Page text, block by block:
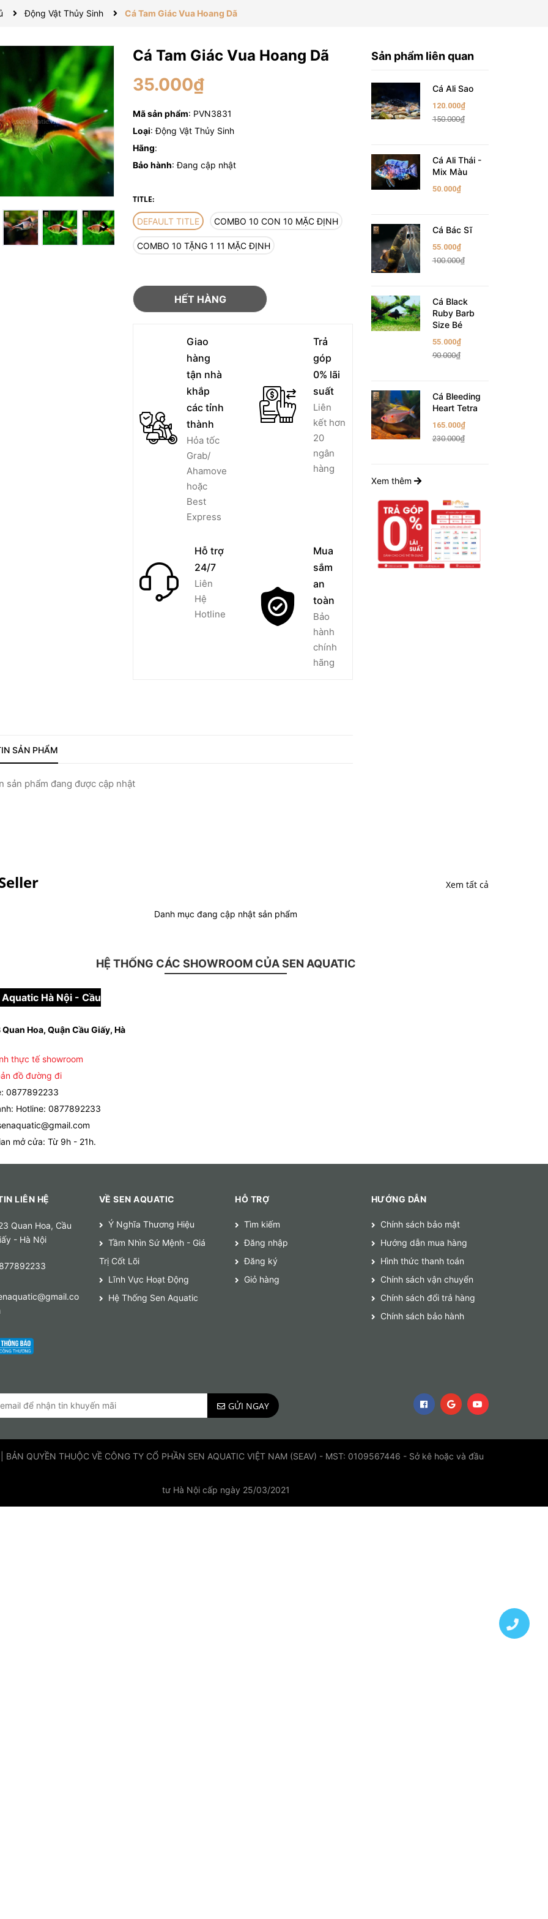
Động Vật Thủy Sinh Cá Tam Giác Vua Hoang Dã
Cá Tam Giác Vua Hoang Dã
35.000₫
Mã sản phẩm: PVN3831
Loại: Động Vật Thủy Sinh
Hãng:
Bảo hành: Đang cập nhật
TITLE:
DEFAULT TITLE COMBO 10 CON 10 MẶC ĐỊNH
COMBO 10 TẶNG 1 11 MẶC ĐỊNH
HẾT HÀNG
Giao
hàng
tận nhà
khắp
các tỉnh
thành
Hỏa tốc
Grab/
Ahamove
hoặc
Best
Express
Trả
góp
0% lãi
suất
Liên
kết hơn
20
ngân
hàng
Hỗ trợ
24/7
Liên
Hệ
Hotline
Mua
sắm
an
toàn
Bảo
hành
chính
hãng
SẢN PHẨM
sản phẩm đang được cập nhật
Sản phẩm liên quan
Cá Ali Sao
120.000₫
150.000₫
Cá Ali Thái -
Mix Màu
50.000₫
Cá Bác Sĩ
55.000₫
100.000₫
Cá Black
Ruby Barb
Size Bé
55.000₫
90.000₫
Cá Bleeding
Heart Tetra
165.000₫
230.000₫
Xem thêm
Xem tất cả
Danh mục đang cập nhật sản phẩm
HỆ THỐNG CÁC SHOWROOM CỦA SEN AQUATIC
Aquatic Hà Nội - Cầu
Hoa, Quận Cầu Giấy, Hà
thực tế showroom
đồ đường đi
0877892233
Hotline: 0877892233
mở cửa: Từ 9h - 21h.
LIÊN HỆ
Quan Hoa, Cầu
- Hà Nội
VỀ SEN AQUATIC
Ý Nghĩa Thương Hiệu
Tầm Nhìn Sứ Mệnh - Giá
Trị Cốt Lõi
Lĩnh Vực Hoạt Động
Hệ Thống Sen Aquatic
HỖ TRỢ
Tìm kiếm
Đăng nhập
Đăng ký
Giỏ hàng
HƯỚNG DẪN
Chính sách bảo mật
Hướng dẫn mua hàng
Hình thức thanh toán
Chính sách vận chuyển
Chính sách đổi trả hàng
Chính sách bảo hành
GỬI NGAY
BẢN QUYỀN THUỘC VỀ CÔNG TY CỔ PHẦN SEN AQUATIC VIỆT NAM (SEAV) - MST: 0109567446 - Sở kê hoặc và đầu
tư Hà Nội cấp ngày 25/03/2021